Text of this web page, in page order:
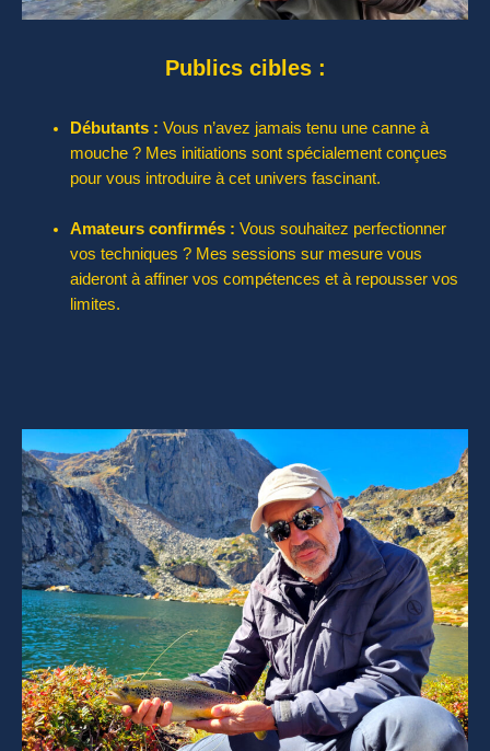
Publics cibles :
Débutants : Vous n’avez jamais tenu une canne à
mouche ? Mes initiations sont spécialement conçues
pour vous introduire à cet univers fascinant.
Amateurs confirmés : Vous souhaitez perfectionner
vos techniques ? Mes sessions sur mesure vous
aideront à affiner vos compétences et à repousser vos
limites.